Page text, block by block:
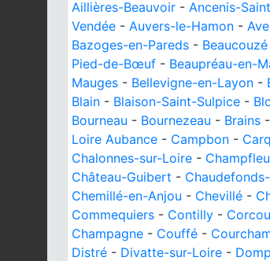
Aillières-Beauvoir - Ancenis-
Vendée - Auvers-le-Hamon -
Bazoges-en-Pareds - Beaucouzé
Pied-de-Bœuf - Beaupréau-en-
Mauges - Bellevigne-en-Layon -
Blain - Blaison-Saint-Sulpice -
Bourneau - Bournezeau - Brains -
Loire Aubance - Campbon -
Chalonnes-sur-Loire -
Château-Guibert -
Chemillé-en-Anjou - Chevillé -
Commequiers - Contilly -
Champagne - Couffé -
Distré - Divatte-sur-Loire -